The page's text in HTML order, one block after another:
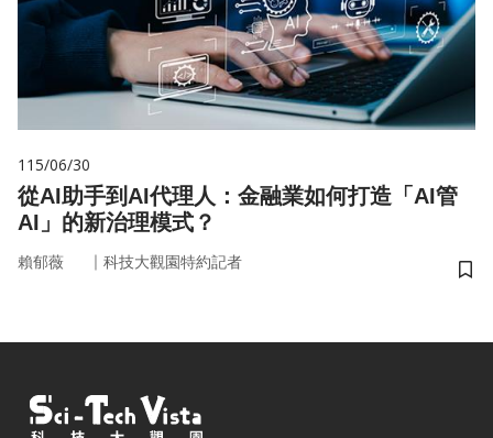
115/06/30
從AI助手到AI代理人：金融業如何打造「AI管
AI」的新治理模式？
賴郁薇 ｜ 科技大觀園特約記者
儲